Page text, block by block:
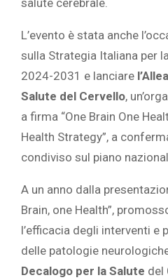
salute cerebrale.
L’evento è stata anche
sulla Strategia Italiana per
2024-2031 e lanciare
Salute del Cervello,
a firma “One Brain One
Health Strategy”, a
condiviso sul piano
A un anno dalla
Brain, one Health”,
l’efficacia degli interventi e
delle patologie
Decalogo per la Salute del